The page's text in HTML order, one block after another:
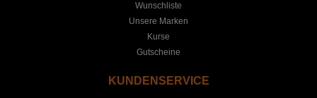
Wunschliste
Unsere Marken
Kurse
Gutscheine
KUNDENSERVICE